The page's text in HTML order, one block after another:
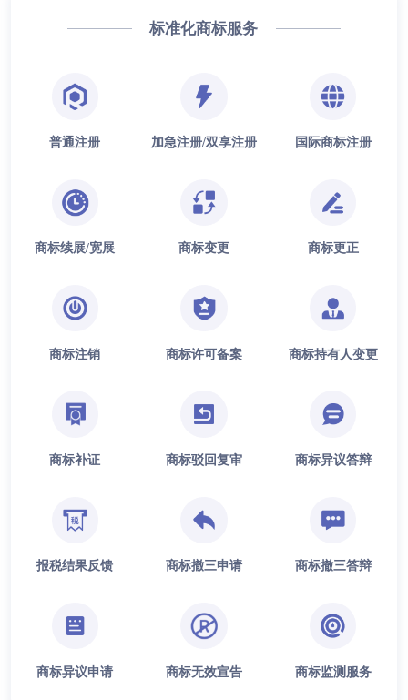
标准化商标服务
普通注册 加急注册/双享注册 国际商标注册
商标续展/宽展 商标变更 商标更正
商标注销 商标许可备案 商标持有人变更
商标补证 商标驳回复审 商标异议答辩
报税结果反馈 商标撤三申请 商标撤三答辩
商标异议申请 商标无效宣告 商标监测服务